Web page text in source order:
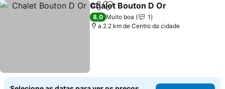
PartilharAdicionar aos favoritos
Chalet Bouton D Or
8,0 Muito boa
1
a 2.2 km de Centro da cidade